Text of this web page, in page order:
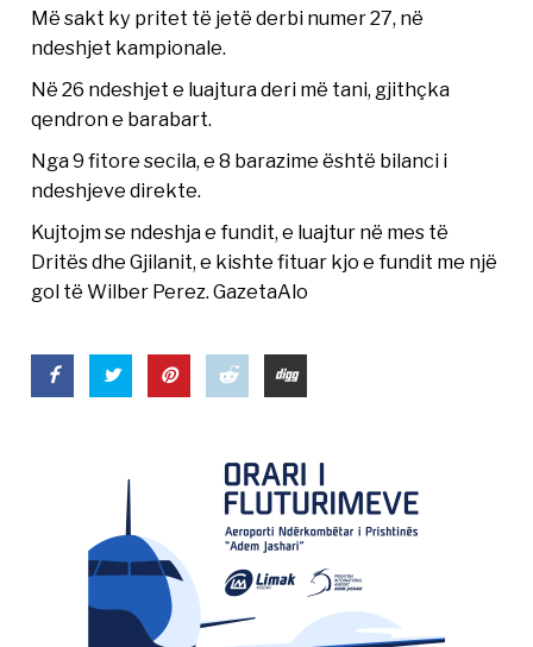
Më sakt ky pritet të jetë derbi numer 27, në
ndeshjet kampionale.
Në 26 ndeshjet e luajtura deri më tani, gjithçka
qendron e barabart.
Nga 9 fitore secila, e 8 barazime është bilanci i
ndeshjeve direkte.
Kujtojm se ndeshja e fundit, e luajtur në mes të
Dritës dhe Gjilanit, e kishte fituar kjo e fundit me një
gol të Wilber Perez. GazetaAlo